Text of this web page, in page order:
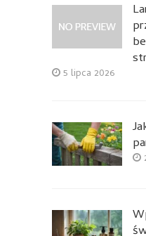
5 lipca 2026